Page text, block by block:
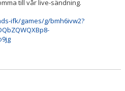
till vår live-sändning.
ifk/games/g/bmh6ivw2?